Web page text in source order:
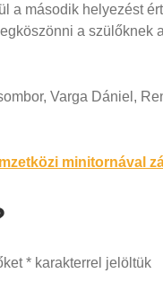
a második helyezést
a szülőknek
Varga Dániel,
minitornával
* karakterrel jelöltük